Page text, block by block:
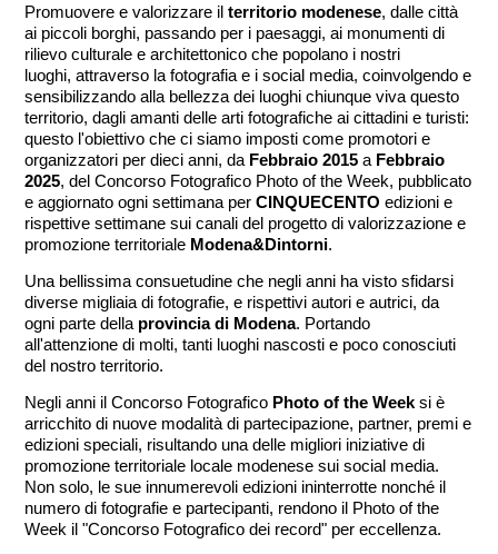
Promuovere e valorizzare ilterritorio modenese, dalle città
ai piccoli borghi, passando per i paesaggi, ai monumenti di
rilievo culturale e architettonico che popolano i nostri
luoghi, attraverso la fotografia e i social media, coinvolgendo e
sensibilizzando alla bellezza dei luoghi chiunque viva questo
territorio, dagli amanti delle arti fotografiche ai cittadini e turisti:
questo l'obiettivo che ci siamo imposti come promotori e
organizzatori per dieci anni, da Febbraio 2015 a Febbraio
2025, del Concorso Fotografico Photo of the Week, pubblicato
e aggiornato ogni settimana perCINQUECENTO edizioni e
rispettive settimane sui canali del progetto di valorizzazione e
promozione territoriale Modena&Dintorni.
Una bellissima consuetudine che negli anni ha visto sfidarsi
diverse migliaia di fotografie, e rispettivi autori e autrici, da
ogni parte della provincia di Modena. Portando
all'attenzione di molti, tanti luoghi nascosti e poco conosciuti
del nostro territorio.
Negli anni il Concorso Fotografico Photo of the Week si è
arricchito di nuove modalità di partecipazione, partner, premi e
edizioni speciali, risultando una delle migliori iniziative di
promozione territoriale locale modenese sui social media.
Non solo, le sue innumerevoli edizioni ininterrotte nonché il
numero di fotografie e partecipanti, rendono il Photo of the
Week il "Concorso Fotografico dei record" per eccellenza.